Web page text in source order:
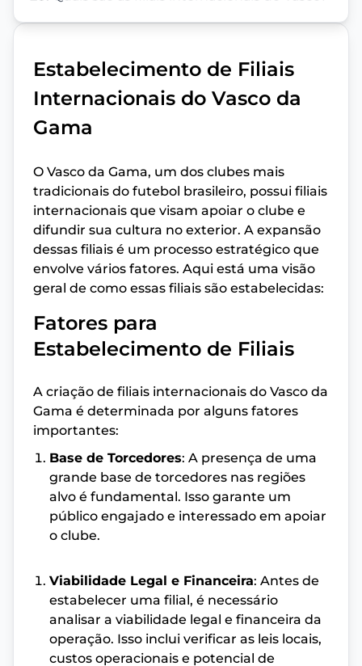
Estabelecimento de Filiais
Internacionais do Vasco da
Gama
O Vasco da Gama, um dos clubes mais
tradicionais do futebol brasileiro, possui filiais
internacionais que visam apoiar o clube e
difundir sua cultura no exterior. A expansão
dessas filiais é um processo estratégico que
envolve vários fatores. Aqui está uma visão
geral de como essas filiais são estabelecidas:
Fatores para
Estabelecimento de Filiais
A criação de filiais internacionais do Vasco da
Gama é determinada por alguns fatores
importantes:
Base de Torcedores: A presença de uma
grande base de torcedores nas regiões
alvo é fundamental. Isso garante um
público engajado e interessado em apoiar
o clube.
Viabilidade Legal e Financeira: Antes de
estabelecer uma filial, é necessário
analisar a viabilidade legal e financeira da
operação. Isso inclui verificar as leis locais,
custos operacionais e potencial de